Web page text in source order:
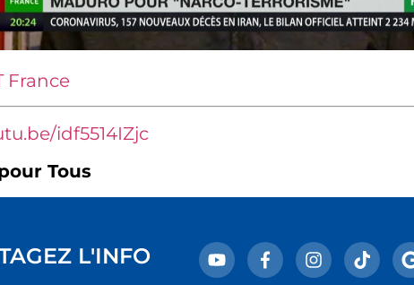
France
idf5514IZjc
Tous
L'INFO